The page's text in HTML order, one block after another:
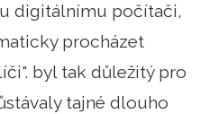
digitálnímu počítači,
procházet
byl tak důležitý pro
tajné dlouho